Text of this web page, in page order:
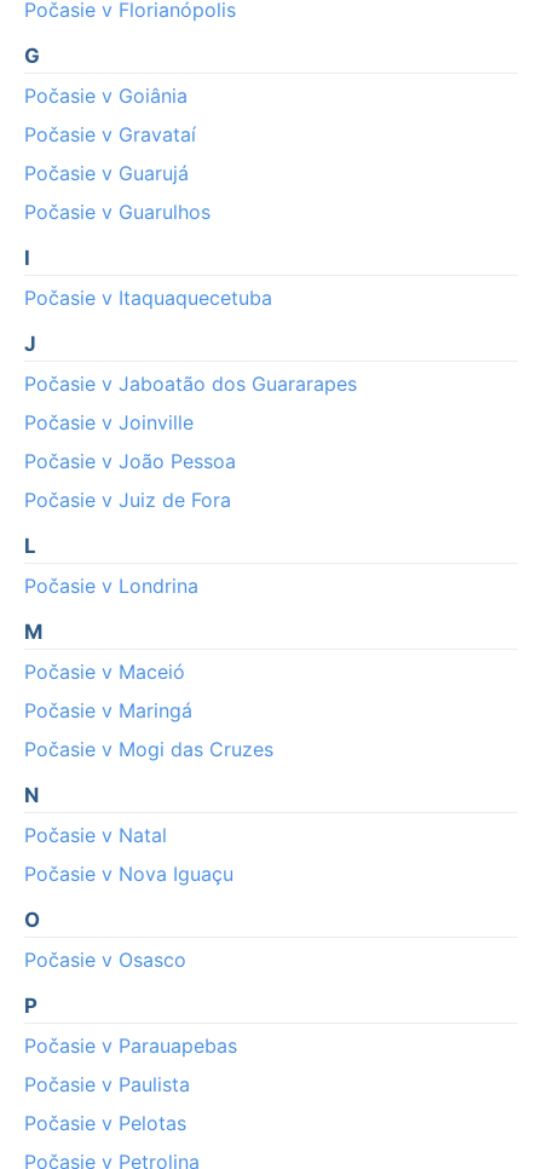
Počasie v Florianópolis
G
Počasie v Goiânia
Počasie v Gravataí
Počasie v Guarujá
Počasie v Guarulhos
I
Počasie v Itaquaquecetuba
J
Počasie v Jaboatão dos Guararapes
Počasie v Joinville
Počasie v João Pessoa
Počasie v Juiz de Fora
L
Počasie v Londrina
M
Počasie v Maceió
Počasie v Maringá
Počasie v Mogi das Cruzes
N
Počasie v Natal
Počasie v Nova Iguaçu
O
Počasie v Osasco
P
Počasie v Parauapebas
Počasie v Paulista
Počasie v Pelotas
Počasie v Petrolina